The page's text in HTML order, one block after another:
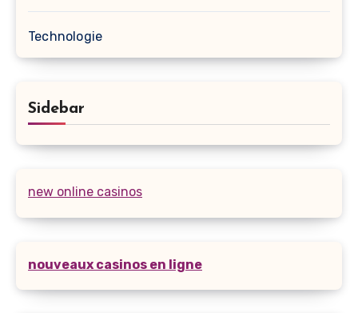
Technologie
Sidebar
new online casinos
nouveaux casinos en ligne